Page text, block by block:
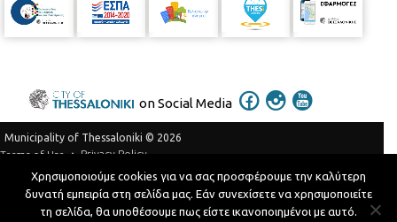
on Social Media
Municipality of Thessaloniki © 2026
Terms of Use
Privacy Policy
Telephone Catalog
Developed byMyCompany Projects
Χρησιμοποιούμε cookies για να σας προσφέρουμε την καλύτερη
δυνατή εμπειρία στη σελίδα μας. Εάν συνεχίσετε να χρησιμοποιείτε
τη σελίδα, θα υποθέσουμε πως είστε ικανοποιημένοι με αυτό.